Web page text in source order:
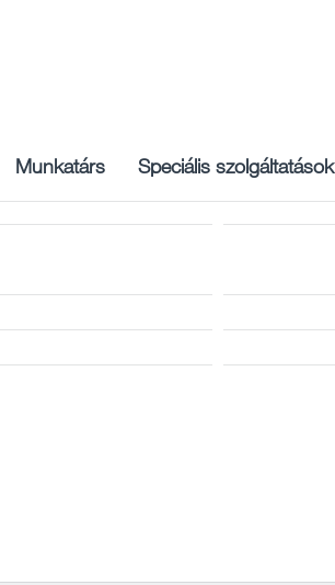
Munkatárs Speciális szolgáltatások